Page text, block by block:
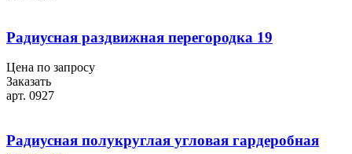
Радиусная раздвижная перегородка 19
Цена по запросу
Заказать
арт. 0927
Радиусная полукруглая угловая гардеробная